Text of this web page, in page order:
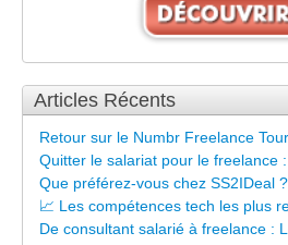
Articles Récents
Retour sur le Numbr Freelance
Quitter le salariat pour le freelance
Que préférez-vous chez SS2IDeal ?
📈 Les compétences tech les plus
De consultant salarié à freelance :